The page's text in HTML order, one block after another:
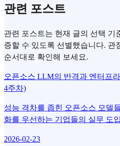
관련 포스트
관련 포스트는 현재 글의 선택 기
증할 수 있도록 선별했습니다. 관
순서대로 확인해 보세요.
오픈소스 LLM의 반격과 엔터프
4주차)
성능 격차를 좁힌 오픈소스 모델
화를 우선하는 기업들의 실무 도
2026-02-23